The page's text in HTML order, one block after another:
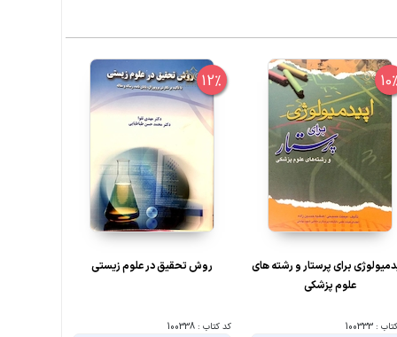
10%
برای پرستار و رشته های
علوم پزشکی
: 100333
12%
روش تحقیق در علوم زیستی
کد کتاب : 100338